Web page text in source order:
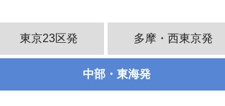
東京23区発 多摩・西東京発
中部・東海発